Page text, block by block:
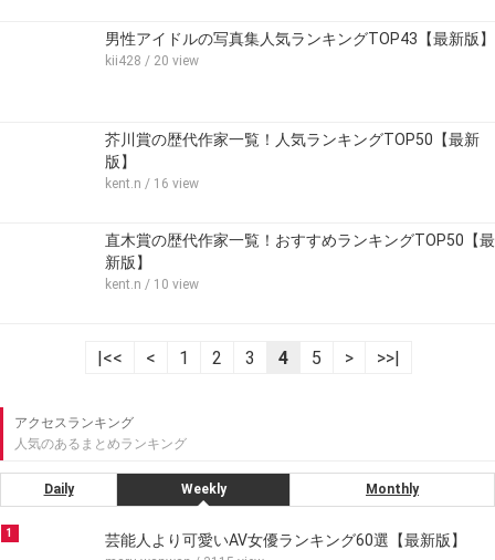
男性アイドルの写真集人気ランキングTOP43【最新版】
kii428 / 20 view
芥川賞の歴代作家一覧！人気ランキングTOP50【最新
版】
kent.n / 16 view
直木賞の歴代作家一覧！おすすめランキングTOP50【最
新版】
kent.n / 10 view
|<< < 1 2 3 4 5 > >>|
アクセスランキング
人気のあるまとめランキング
Daily Weekly Monthly
1 芸能人より可愛いAV女優ランキング60選【最新版】